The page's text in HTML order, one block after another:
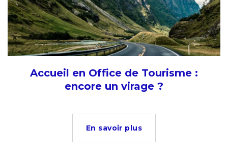
Accueil en Office de Tourisme :
encore un virage ?
En savoir plus